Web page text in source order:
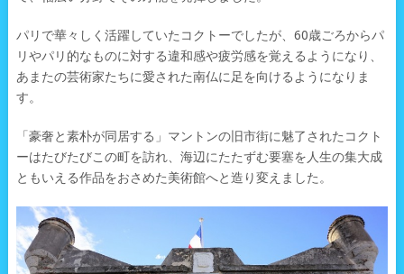
パリで華々しく活躍していたコクトーでしたが、60歳ごろからパ
リやパリ的なものに対する違和感や疲労感を覚えるようになり、
あまたの芸術家たちに愛された南仏に足を向けるようになりま
す。
「豪奢と素朴が同居する」マントンの旧市街に魅了されたコクト
ーはたびたびこの町を訪れ、海辺にたたずむ要塞を人生の集大成
ともいえる作品をおさめた美術館へと造り変えました。